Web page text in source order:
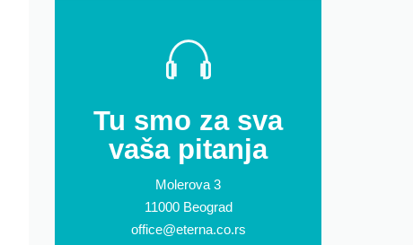
Tu smo za sva
vaša pitanja
Molerova 3
11000 Beograd
office@eterna.co.rs